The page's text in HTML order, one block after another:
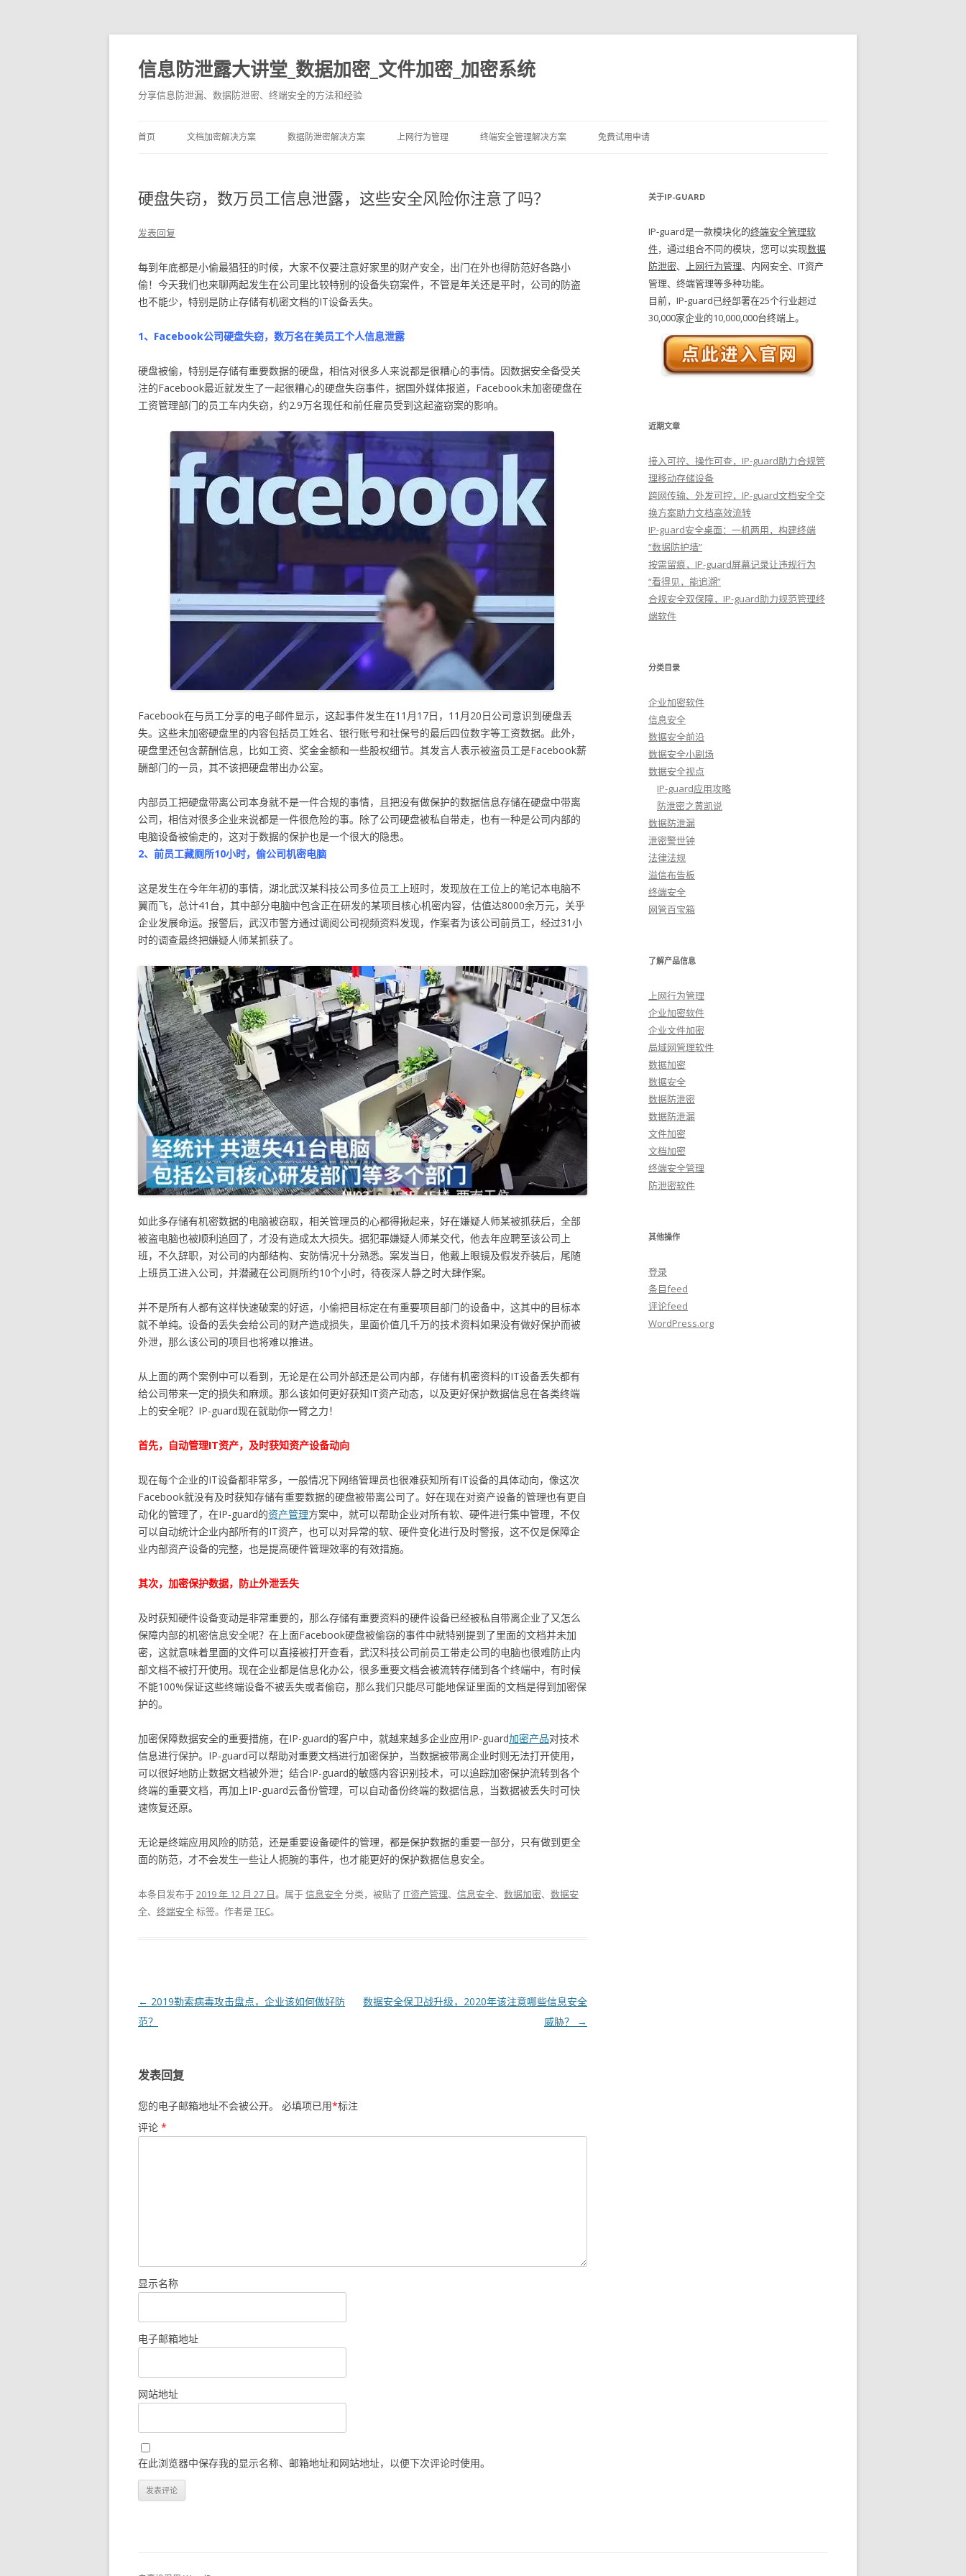
信息防泄露大讲堂_数据加密_文件加密_加密系统
分享信息防泄漏、数据防泄密、终端安全的方法和经验
首页 文档加密解决方案 数据防泄密解决方案 上网行为管理 终端安全管理解决方案 免费试用申请
硬盘失窃，数万员工信息泄露，这些安全风险你注意了吗？
发表回复
每到年底都是小偷最猖狂的时候，大家不仅要注意好家里的财产安全，出门在外也得防范好各路小
偷！今天我们也来聊两起发生在公司里比较特别的设备失窃案件，不管是年关还是平时，公司的防盗
也不能少，特别是防止存储有机密文档的IT设备丢失。
1、Facebook公司硬盘失窃，数万名在美员工个人信息泄露
硬盘被偷，特别是存储有重要数据的硬盘，相信对很多人来说都是很糟心的事情。因数据安全备受关
注的Facebook最近就发生了一起很糟心的硬盘失窃事件，据国外媒体报道，Facebook未加密硬盘在
工资管理部门的员工车内失窃，约2.9万名现任和前任雇员受到这起盗窃案的影响。
Facebook在与员工分享的电子邮件显示，这起事件发生在11月17日，11月20日公司意识到硬盘丢
失。这些未加密硬盘里的内容包括员工姓名、银行账号和社保号的最后四位数字等工资数据。此外，
硬盘里还包含薪酬信息，比如工资、奖金金额和一些股权细节。其发言人表示被盗员工是Facebook薪
酬部门的一员，其不该把硬盘带出办公室。
内部员工把硬盘带离公司本身就不是一件合规的事情，且把没有做保护的数据信息存储在硬盘中带离
公司，相信对很多企业来说都是一件很危险的事。除了公司硬盘被私自带走，也有一种是公司内部的
电脑设备被偷走的，这对于数据的保护也是一个很大的隐患。
2、前员工藏厕所10小时，偷公司机密电脑
这是发生在今年年初的事情，湖北武汉某科技公司多位员工上班时，发现放在工位上的笔记本电脑不
翼而飞，总计41台，其中部分电脑中包含正在研发的某项目核心机密内容，估值达8000余万元，关乎
企业发展命运。报警后，武汉市警方通过调阅公司视频资料发现，作案者为该公司前员工，经过31小
时的调查最终把嫌疑人师某抓获了。
如此多存储有机密数据的电脑被窃取，相关管理员的心都得揪起来，好在嫌疑人师某被抓获后，全部
被盗电脑也被顺利追回了，才没有造成太大损失。据犯罪嫌疑人师某交代，他去年应聘至该公司上
班，不久辞职，对公司的内部结构、安防情况十分熟悉。案发当日，他戴上眼镜及假发乔装后，尾随
上班员工进入公司，并潜藏在公司厕所约10个小时，待夜深人静之时大肆作案。
并不是所有人都有这样快速破案的好运，小偷把目标定在有重要项目部门的设备中，这其中的目标本
就不单纯。设备的丢失会给公司的财产造成损失，里面价值几千万的技术资料如果没有做好保护而被
外泄，那么该公司的项目也将难以推进。
从上面的两个案例中可以看到，无论是在公司外部还是公司内部，存储有机密资料的IT设备丢失都有
给公司带来一定的损失和麻烦。那么该如何更好获知IT资产动态，以及更好保护数据信息在各类终端
上的安全呢？IP-guard现在就助你一臂之力！
首先，自动管理IT资产，及时获知资产设备动向
现在每个企业的IT设备都非常多，一般情况下网络管理员也很难获知所有IT设备的具体动向，像这次
Facebook就没有及时获知存储有重要数据的硬盘被带离公司了。好在现在对资产设备的管理也有更自
动化的管理了，在IP-guard的资产管理方案中，就可以帮助企业对所有软、硬件进行集中管理，不仅
可以自动统计企业内部所有的IT资产，也可以对异常的软、硬件变化进行及时警报，这不仅是保障企
业内部资产设备的完整，也是提高硬件管理效率的有效措施。
其次，加密保护数据，防止外泄丢失
及时获知硬件设备变动是非常重要的，那么存储有重要资料的硬件设备已经被私自带离企业了又怎么
保障内部的机密信息安全呢？在上面Facebook硬盘被偷窃的事件中就特别提到了里面的文档并未加
密，这就意味着里面的文件可以直接被打开查看，武汉科技公司前员工带走公司的电脑也很难防止内
部文档不被打开使用。现在企业都是信息化办公，很多重要文档会被流转存储到各个终端中，有时候
不能100%保证这些终端设备不被丢失或者偷窃，那么我们只能尽可能地保证里面的文档是得到加密保
护的。
加密保障数据安全的重要措施，在IP-guard的客户中，就越来越多企业应用IP-guard加密产品对技术
信息进行保护。IP-guard可以帮助对重要文档进行加密保护，当数据被带离企业时则无法打开使用，
可以很好地防止数据文档被外泄；结合IP-guard的敏感内容识别技术，可以追踪加密保护流转到各个
终端的重要文档，再加上IP-guard云备份管理，可以自动备份终端的数据信息，当数据被丢失时可快
速恢复还原。
无论是终端应用风险的防范，还是重要设备硬件的管理，都是保护数据的重要一部分，只有做到更全
面的防范，才不会发生一些让人扼腕的事件，也才能更好的保护数据信息安全。
本条目发布于2019 年 12 月 27 日。属于信息安全分类，被贴了 IT资产管理、 信息安全、 数据加密、 数据安
全、 终端安全标签。 作者是TEC。
文章导航
← 2019勒索病毒攻击盘点，企业该如何做好防
范？
数据安全保卫战升级，2020年该注意哪些信息安全
威胁？
→
发表回复
您的电子邮箱地址不会被公开。 必填项已用*标注
评论 *
显示名称
电子邮箱地址
网站地址
在此浏览器中保存我的显示名称、邮箱地址和网站地址，以便下次评论时使用。
关于IP-GUARD
IP-guard是一款模块化的终端安全管理软
件，通过组合不同的模块，您可以实现数据
防泄密、 上网行为管理、内网安全、IT资产
管理、终端管理等多种功能。
目前，IP-guard已经部署在25个行业超过
30,000家企业的10,000,000台终端上。
近期文章
接入可控、操作可查，IP-guard助力合规管
理移动存储设备
跨网传输、外发可控，IP-guard文档安全交
换方案助力文档高效流转
IP-guard安全桌面：一机两用，构建终端
“数据防护墙”
按需留痕，IP-guard屏幕记录让违规行为
“看得见，能追溯”
合规安全双保障，IP-guard助力规范管理终
端软件
分类目录
企业加密软件
信息安全
数据安全前沿
数据安全小剧场
数据安全视点
IP-guard应用攻略
防泄密之黄凯说
数据防泄漏
泄密警世钟
法律法规
溢信布告板
终端安全
网管百宝箱
了解产品信息
上网行为管理
企业加密软件
企业文件加密
局域网管理软件
数据加密
数据安全
数据防泄密
数据防泄漏
文件加密
文档加密
终端安全管理
防泄密软件
其他操作
登录
条目feed
评论feed
WordPress.org